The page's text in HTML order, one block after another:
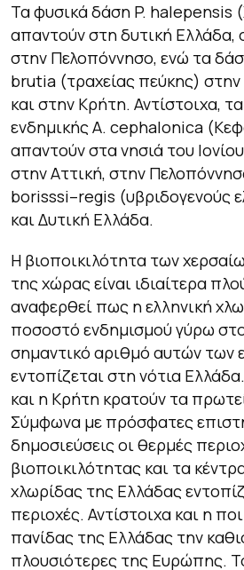
Τα φυσικά δάση P. halepensis
απαντούν στη δυτική Ελλάδα,
στην Πελοπόννησο, ενώ τα
brutia (τραχείας πεύκης)
και στην Κρήτη. Αντίστοιχα,
ενδημικήςA. cephalonica
απαντούν στα νησιά του
στην Αττική, στην
borisssi–regis (υβριδογενούς
και Δυτική Ελλάδα.
Η βιοποικιλότητα των
της χώρας είναι ιδιαίτερα
αναφερθεί πως η ελληνική
ποσοστό ενδημισμού γύρω
σημαντικό αριθμό αυτών των
εντοπίζεται στη νότια
και η Κρήτη κρατούν τα
Σύμφωνα με πρόσφατες
δημοσιεύσεις οι θερμές
βιοποικιλότητας και τα
χλωρίδας της Ελλάδας
περιοχές. Αντίστοιχα και η
πανίδας της Ελλάδας την
πλουσιότερες της Ευρώπης.